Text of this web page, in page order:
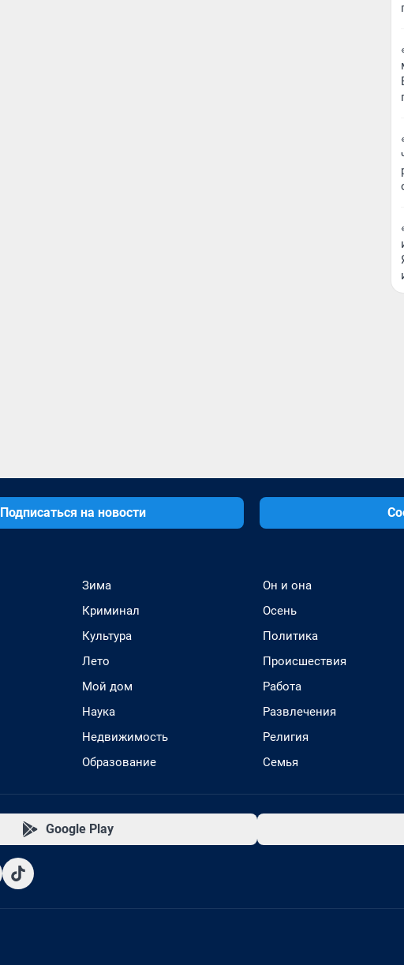
Подписаться на новости
Зима
Криминал
Культура
Лето
Мой дом
Наука
Недвижимость
Образование
Он и она
Осень
Политика
Происшествия
Работа
Развлечения
Религия
Семья
Google Play